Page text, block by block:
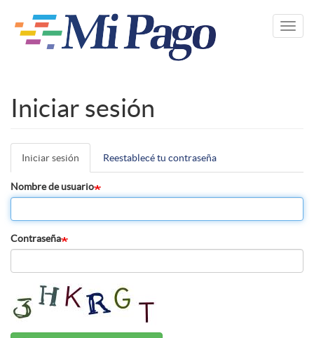
contenido
Iniciar sesión
Solapas
principales
Iniciar sesión (solapa
activa)
Reestablecé tu contraseña
Nombre de usuario
Contraseña